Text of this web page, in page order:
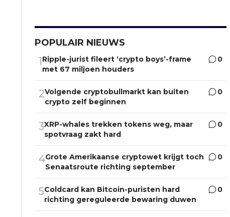
POPULAIR NIEUWS
1Ripple-jurist fileert ‘crypto boys’-frame
met 67 miljoen houders
0
2Volgende cryptobullmarkt kan buiten
crypto zelf beginnen
0
3XRP-whales trekken tokens weg, maar
spotvraag zakt hard
0
4Grote Amerikaanse cryptowet krijgt toch
Senaatsroute richting september
0
5Coldcard kan Bitcoin-puristen hard
richting gereguleerde bewaring duwen
0